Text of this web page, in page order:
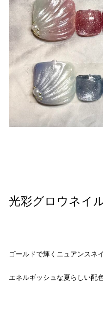
光彩グロウネイ
ゴールドで輝くニュアンスネ
エネルギッシュな夏らしい配